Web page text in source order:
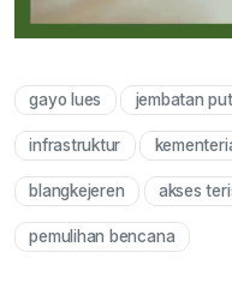
gayo lues jembatan
infrastruktur
blangkejeren akses
pemulihan bencana